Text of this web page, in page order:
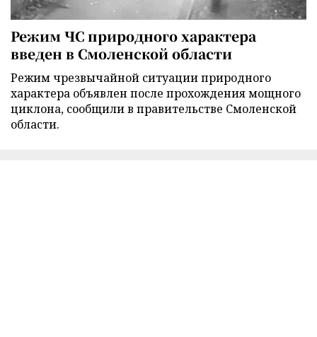
Режим ЧС природного характера
введен в Смоленской области
Режим чрезвычайной ситуации природного
характера объявлен после прохождения мощного
циклона, сообщили в правительстве Смоленской
области.